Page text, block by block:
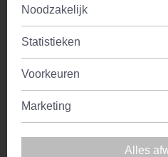
Noodzakelijk
Statistieken
Voorkeuren
Marketing
Alles